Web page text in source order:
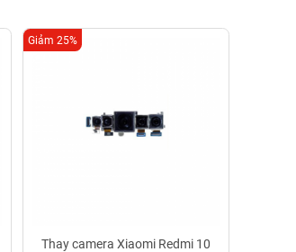
Thay camera Xiaomi Redmi 10
Giảm 25%